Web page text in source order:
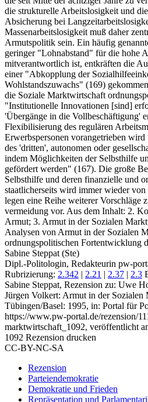
die strukturelle Arbeitslosigkeit und
Absicherung bei
Massenarbeitslosigkeit muß daher
Armutspolitik sein. Ein häufig
geringer "Lohnabstand" für die hohe
mitverantwortlich ist, entkräften die
einer "Abkopplung der
Wohlstandszuwachs" (169)
die Soziale Marktwirtschaft
"Institutionelle Innovationen [sind]
'Übergänge in die Vollbeschäftigung'
Flexibilisierung des regulären
Erwerbspersonen vorangetrieben
des 'dritten', autonomen oder
indem Möglichkeiten der Selbsthilfe
gefördert werden" (167). Die große
Selbsthilfe und deren finanzielle und
staatlicherseits wird immer wieder
legen eine Reihe weiterer Vorschläge
vermeidung vor. Aus dem Inhalt: 2.
Armut; 3. Armut in der Sozialen
Analysen von Armut in der Sozialen
ordnungspolitischen Fortentwicklung
Sabine Steppat (Ste)
Dipl.-Politologin, Redakteurin pw-
Rubrizierung: 2.342 | 2.21 | 2.37 | 2.3
Sabine Steppat, Rezension zu: Uwe
Jürgen Volkert: Armut in der Sozialen
Tübingen/Basel: 1995, in: Portal für
https://www.pw-portal.de/rezension/
marktwirtschaft_1092, veröffentlicht
1092 Rezension drucken
CC-BY-NC-SA
Rezension
Parteiendemokratie
Demokratie und Frieden
Repräsentation und